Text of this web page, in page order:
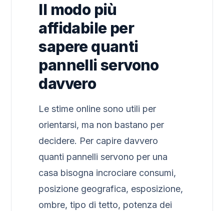
Il modo più
affidabile per
sapere quanti
pannelli servono
davvero
Le stime online sono utili per
orientarsi, ma non bastano per
decidere. Per capire davvero
quanti pannelli servono per una
casa bisogna incrociare consumi,
posizione geografica, esposizione,
ombre, tipo di tetto, potenza dei